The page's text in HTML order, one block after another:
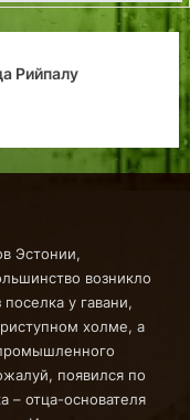
русскими
Эстонии,
возникло
у гавани,
холме, а
появился по
– отца-основателя